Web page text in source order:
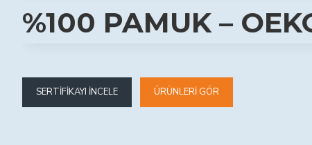
%100 PAMUK –
SERTIFIKAYI İNCELE ÜRÜNLERI GÖR